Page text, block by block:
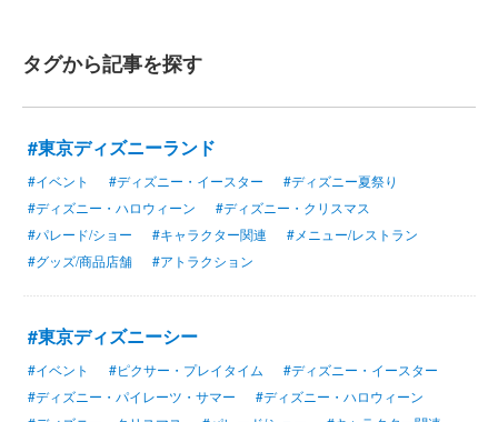
タグから記事を探す
#東京ディズニーランド
#イベント #ディズニー・イースター
#ディズニー夏祭り
#ディズニー・ハロウィーン
#ディズニー・クリスマス
#パレード/ショー
#キャラクター関連
#メニュー/レストラン
#グッズ/商品店舗
#アトラクション
#東京ディズニーシー
#イベント #ピクサー・プレイタイム
#ディズニー・イースター
#ディズニー・パイレーツ・サマー
#ディズニー・ハロウィーン